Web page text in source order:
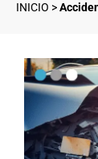
INICIO >